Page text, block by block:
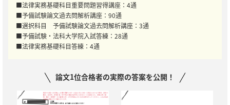
■法律実務基礎科目重要問題習得講座：4通
■予備試験論文過去問解析講座：90通
■選択科目 予備試験論文過去問解析講座：3通
■予備試験・法科大学院入試答練：28通
■法律実務基礎科目答練：4通
論文1位合格者の実際の答案を公開！